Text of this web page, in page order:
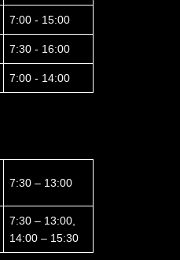
7:00 - 15:00
7:30 - 16:00
7:00 - 14:00
7:30 – 13:00
7:30 – 13:00,
14:00 – 15:30